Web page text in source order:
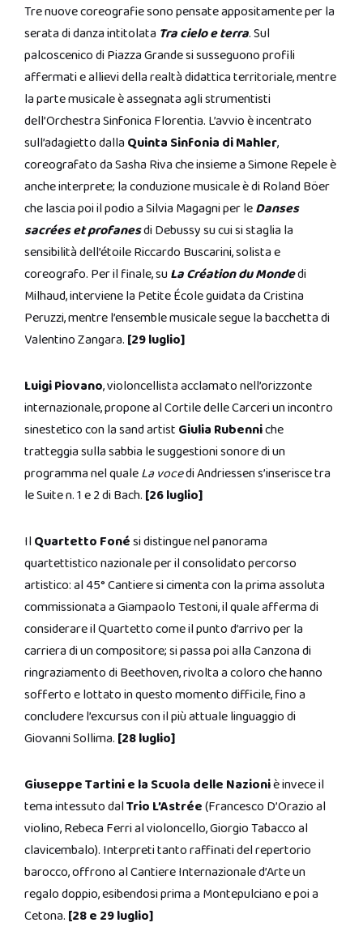
Tre nuove coreografie sono pensate appositamente per la
serata di danza intitolata Tra cielo e terra. Sul
palcoscenico di Piazza Grande si susseguono profili
affermati e allievi della realtà didattica territoriale, mentre
la parte musicale è assegnata agli strumentisti
dell’Orchestra Sinfonica Florentia. L’avvio è incentrato
sull’adagietto dalla Quinta Sinfonia di Mahler,
coreografato da Sasha Riva che insieme a Simone Repele è
anche interprete; la conduzione musicale è di Roland Böer
che lascia poi il podio a Silvia Magagni per leDanses
sacrées et profanesdi Debussy su cui si staglia la
sensibilità dell’étoile Riccardo Buscarini, solista e
coreografo. Per il finale, suLa Création du Mondedi
Milhaud, interviene la Petite École guidata da Cristina
Peruzzi, mentre l’ensemble musicale segue la bacchetta di
Valentino Zangara. [29 luglio]
Luigi Piovano, violoncellista acclamato nell’orizzonte
internazionale, propone al Cortile delle Carceri un incontro
sinestetico con la sand artist Giulia Rubenniche
tratteggia sulla sabbia le suggestioni sonore di un
programma nel qualeLa vocedi Andriessen s’inserisce tra
le Suite n. 1 e 2 di Bach. [26 luglio]
Il Quartetto Fonési distingue nel panorama
quartettistico nazionale per il consolidato percorso
artistico: al 45° Cantiere si cimenta con la prima assoluta
commissionata a Giampaolo Testoni, il quale afferma di
considerare il Quartetto come il punto d’arrivo per la
carriera di un compositore; si passa poi alla Canzona di
ringraziamento di Beethoven, rivolta a coloro che hanno
sofferto e lottato in questo momento difficile, fino a
concludere l’excursus con il più attuale linguaggio di
Giovanni Sollima. [28 luglio]
Giuseppe Tartini e la Scuola delle Nazioniè invece il
tema intessuto dalTrio L’Astrée(Francesco D’Orazio al
violino, Rebeca Ferri al violoncello, Giorgio Tabacco al
clavicembalo). Interpreti tanto raffinati del repertorio
barocco, offrono al Cantiere Internazionale d’Arte un
regalo doppio, esibendosi prima a Montepulciano e poi a
Cetona. [28 e 29 luglio]